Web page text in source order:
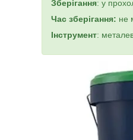
Зберігання: у
Час зберігання: не
Інструмент: